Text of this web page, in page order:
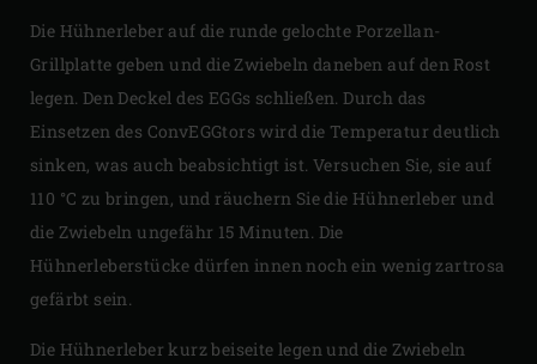
Die Hühnerleber auf die runde gelochte Porzellan-
Grillplatte geben und die Zwiebeln daneben auf den Rost
legen. Den Deckel des EGGs schließen. Durch das
Einsetzen des ConvEGGtors wird die Temperatur deutlich
sinken, was auch beabsichtigt ist. Versuchen Sie, sie auf
110 °C zu bringen, und räuchern Sie die Hühnerleber und
die Zwiebeln ungefähr 15 Minuten. Die
Hühnerleberstücke dürfen innen noch ein wenig zartrosa
gefärbt sein.
Die Hühnerleber kurz beiseite legen und die Zwiebeln